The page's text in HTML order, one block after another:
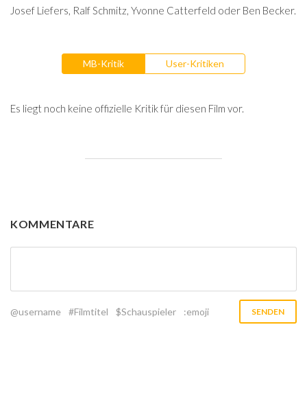
Josef Liefers, Ralf Schmitz, Yvonne Catterfeld oder Ben Becker.
MB-Kritik User-Kritiken
Es liegt noch keine offizielle Kritik für diesen Film vor.
KOMMENTARE
@username #Filmtitel $Schauspieler :emoji